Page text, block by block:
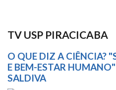
TV USP PIRACICABA
O QUE DIZ A CIÊNCIA?
E BEM-ESTAR
SALDIVA